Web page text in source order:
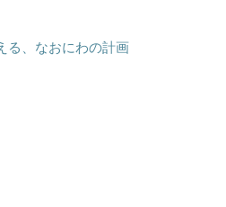
る、なおにわの計画